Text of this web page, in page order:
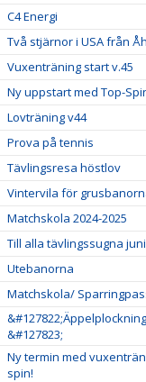
C4 Energi
Två stjärnor i USA från
Vuxenträning start v.45
Ny uppstart med Top-
Lovträning v44
Prova på tennis
Tävlingsresa höstlov
Vintervila för
Matchskola 2024-2025
Till alla tävlingssugna
Utebanorna
Matchskola/
&#127823;
Ny termin med
spin!